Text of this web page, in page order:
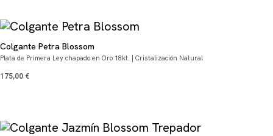
Colgante Petra Blossom
Plata de Primera Ley chapado en Oro 18kt. | Cristalización Natural
175,00 €